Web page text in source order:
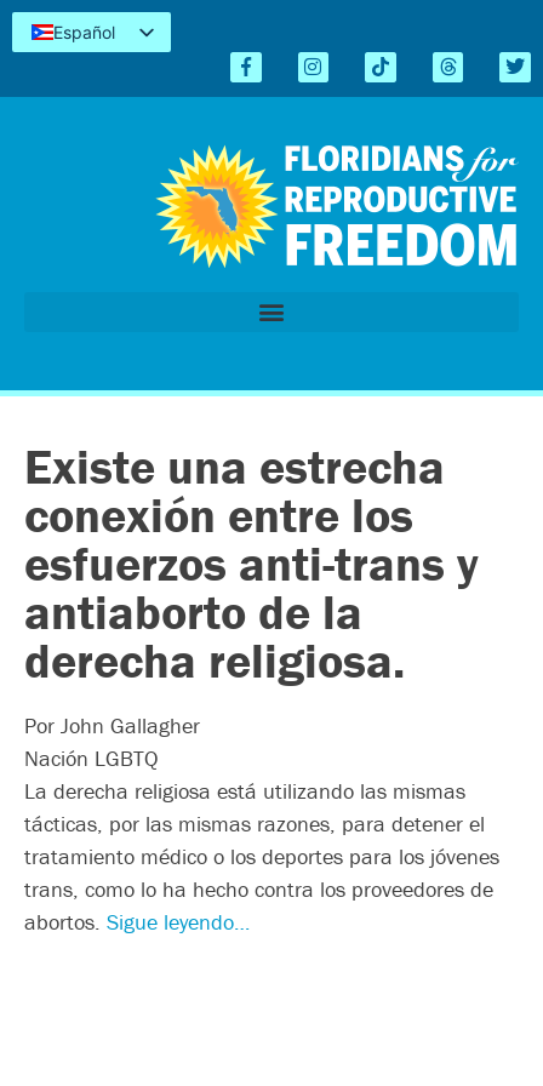
Español
Kreyòl
Existe una estrecha
conexión entre los
esfuerzos anti-trans y
antiaborto de la
derecha religiosa.
Por John Gallagher
Nación LGBTQ
La derecha religiosa está utilizando las mismas
tácticas, por las mismas razones, para detener el
tratamiento médico o los deportes para los jóvenes
trans, como lo ha hecho contra los proveedores de
abortos. Sigue leyendo…